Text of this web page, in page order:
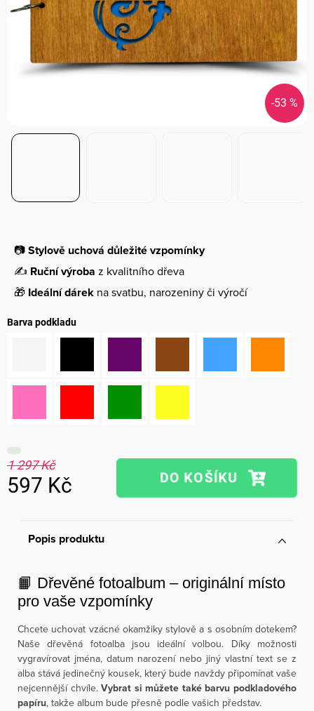
-53 %
📷Stylově uchová důležité vzpomínky
✍️ Ruční výroba z kvalitního dřeva
🎁 Ideální dárek na svatbu, narozeniny či výročí
Barva podkladu
1 297 Kč
597 Kč
Popis produktu
📙 Dřevěné fotoalbum – originální místo
pro vaše vzpomínky
Chcete uchovat vzácné okamžiky stylově a s osobním dotekem?
Naše dřevěná fotoalba jsou ideální volbou. Díky možnosti
vygravírovat jména, datum narození nebo jiný vlastní text se z
alba stává jedinečný kousek, který bude navždy připomínat vaše
nejcennější chvíle.Vybrat si můžete také barvu podkladového
papíru, takže album bude přesně podle vašich představ.